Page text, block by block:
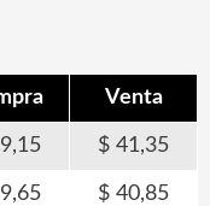
Venta
41,35
40,85